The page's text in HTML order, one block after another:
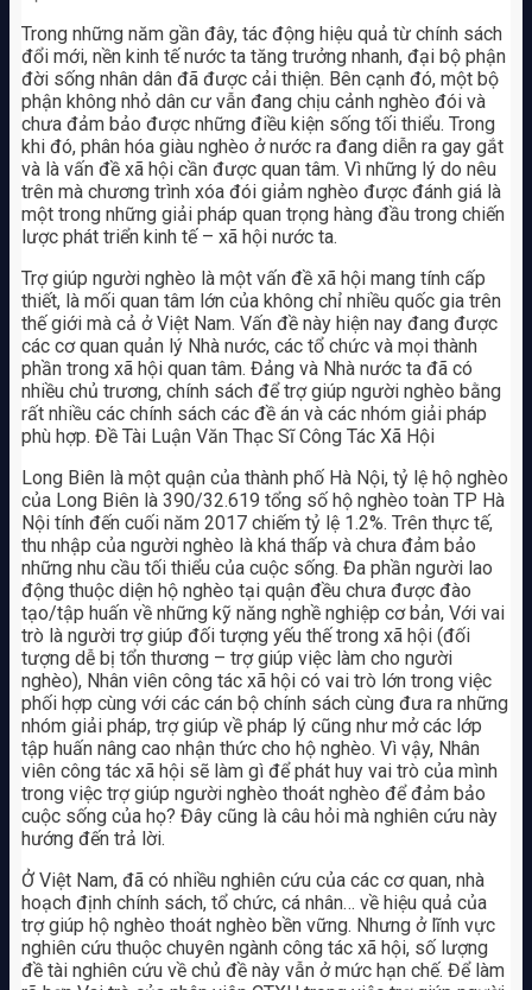
Trong những năm gần đây, tác động hiệu quả từ chính sách
đổi mới, nền kinh tế nước ta tăng trưởng nhanh, đại bộ phận
đời sống nhân dân đã được cải thiện. Bên cạnh đó, một bộ
phận không nhỏ dân cư vẫn đang chịu cảnh nghèo đói và
chưa đảm bảo được những điều kiện sống tối thiểu. Trong
khi đó, phân hóa giàu nghèo ở nước ra đang diễn ra gay gắt
và là vấn đề xã hội cần được quan tâm. Vì những lý do nêu
trên mà chương trình xóa đói giảm nghèo được đánh giá là
một trong những giải pháp quan trọng hàng đầu trong chiến
lược phát triển kinh tế – xã hội nước ta.
Trợ giúp người nghèo là một vấn đề xã hội mang tính cấp
thiết, là mối quan tâm lớn của không chỉ nhiều quốc gia trên
thế giới mà cả ở Việt Nam. Vấn đề này hiện nay đang được
các cơ quan quản lý Nhà nước, các tổ chức và mọi thành
phần trong xã hội quan tâm. Đảng và Nhà nước ta đã có
nhiều chủ trương, chính sách để trợ giúp người nghèo bằng
rất nhiều các chính sách các đề án và các nhóm giải pháp
phù hợp. Đề Tài Luận Văn Thạc Sĩ Công Tác Xã Hội
Long Biên là một quận của thành phố Hà Nội, tỷ lệ hộ nghèo
của Long Biên là 390/32.619 tổng số hộ nghèo toàn TP Hà
Nội tính đến cuối năm 2017 chiếm tỷ lệ 1.2%. Trên thực tế,
thu nhập của người nghèo là khá thấp và chưa đảm bảo
những nhu cầu tối thiểu của cuộc sống. Đa phần người lao
động thuộc diện hộ nghèo tại quận đều chưa được đào
tạo/tập huấn về những kỹ năng nghề nghiệp cơ bản, Với vai
trò là người trợ giúp đối tượng yếu thế trong xã hội (đối
tượng dễ bị tổn thương – trợ giúp việc làm cho người
nghèo), Nhân viên công tác xã hội có vai trò lớn trong việc
phối hợp cùng với các cán bộ chính sách cùng đưa ra những
nhóm giải pháp, trợ giúp về pháp lý cũng như mở các lớp
tập huấn nâng cao nhận thức cho hộ nghèo. Vì vậy, Nhân
viên công tác xã hội sẽ làm gì để phát huy vai trò của mình
trong việc trợ giúp người nghèo thoát nghèo để đảm bảo
cuộc sống của họ? Đây cũng là câu hỏi mà nghiên cứu này
hướng đến trả lời.
Ở Việt Nam, đã có nhiều nghiên cứu của các cơ quan, nhà
hoạch định chính sách, tổ chức, cá nhân… về hiệu quả của
trợ giúp hộ nghèo thoát nghèo bền vững. Nhưng ở lĩnh vực
nghiên cứu thuộc chuyên ngành công tác xã hội, số lượng
đề tài nghiên cứu về chủ đề này vẫn ở mức hạn chế. Để làm